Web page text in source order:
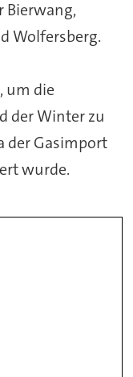
Bierwang,
Wolfersberg.
um die
der Winter zu
der Gasimport
wurde.